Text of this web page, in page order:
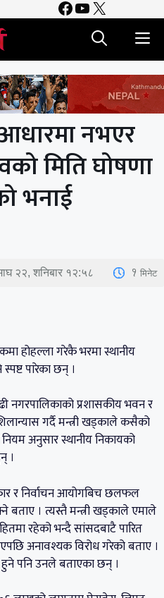
Facebook
YouTube
X
नभएर
मिति घोषणा
भनाई
२२, शनिबार १२:५८ 1 मिनेट
होहल्ला गरेकै भरमा स्थानीय
पारेका छन् ।
नगरपालिकाको प्रशासकीय भवन र
गर्दै मन्त्री खड्काले कसैको
अनुसार स्थानीय निकायको
।
र निर्वाचन आयोगबिच छलफल
बताए । त्यस्तै मन्त्री खड्काले एमाले
रहेको भन्दै सांसदबाटै पारित
अनावश्यक विरोध गरेको बताए ।
पनि उनले बताएका छन् ।